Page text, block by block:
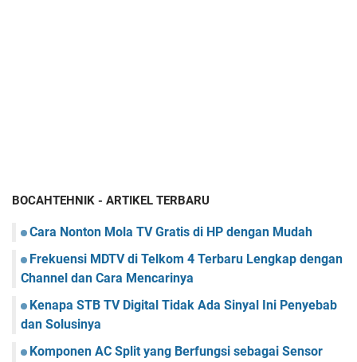
BOCAHTEHNIK - ARTIKEL TERBARU
Cara Nonton Mola TV Gratis di HP dengan Mudah
Frekuensi MDTV di Telkom 4 Terbaru Lengkap dengan
Channel dan Cara Mencarinya
Kenapa STB TV Digital Tidak Ada Sinyal Ini Penyebab
dan Solusinya
Komponen AC Split yang Berfungsi sebagai Sensor